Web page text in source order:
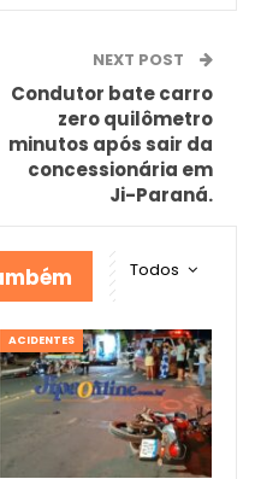
NEXT POST
Condutor bate carro
zero quilômetro
minutos após sair da
concessionária em
Ji-Paraná.
Todos
ACIDENTES